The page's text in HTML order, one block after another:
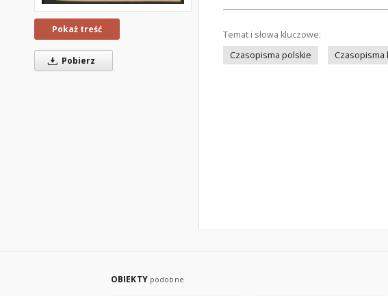
Pokaż treść
Pobierz
Temat i słowa kluczowe:
Czasopisma polskie
OBIEKTY podobne